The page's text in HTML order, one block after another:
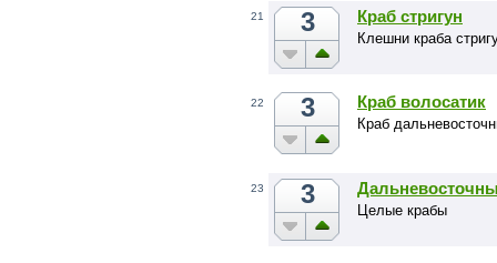
21 3 Краб стригун
Клешни краба
22 3 Краб волосатик
Краб
23 3
Целые крабы